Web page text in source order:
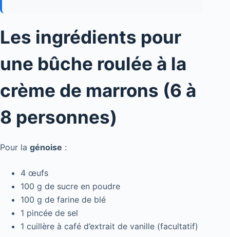
Les ingrédients pour
une bûche roulée à la
crème de marrons (6 à
8 personnes)
Pour la génoise :
4 œufs
100 g de sucre en poudre
100 g de farine de blé
1 pincée de sel
1 cuillère à café d’extrait de vanille (facultatif)